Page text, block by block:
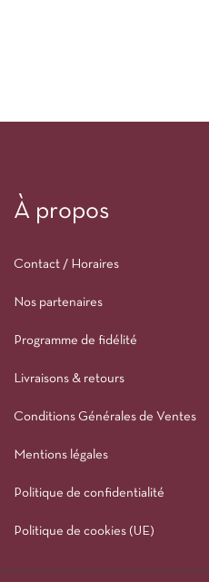
À propos
Contact / Horaires
Nos partenaires
Programme de fidélité
Livraisons & retours
Conditions Générales de Ventes
Mentions légales
Politique de confidentialité
Politique de cookies (UE)